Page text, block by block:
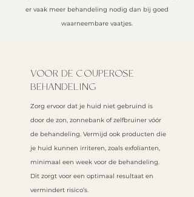
er vaak meer behandeling nodig dan bij goed
waarneembare vaatjes.
VOOR DE COUPEROSE
BEHANDELING
Zorg ervoor dat je huid niet gebruind is
door de zon, zonnebank of zelfbruiner vóór
de behandeling. Vermijd ook producten die
je huid kunnen irriteren, zoals exfolianten,
minimaal een week voor de behandeling.
Dit zorgt voor een optimaal resultaat en
vermindert risico’s.